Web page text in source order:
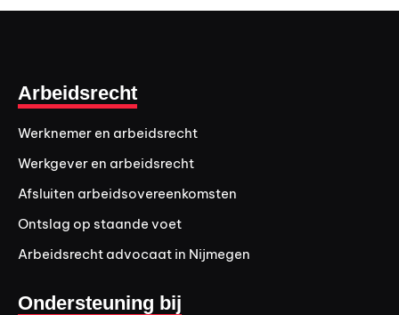
Arbeidsrecht
Werknemer en arbeidsrecht
Werkgever en arbeidsrecht
Afsluiten arbeidsovereenkomsten
Ontslag op staande voet
Arbeidsrecht advocaat in Nijmegen
Ondersteuning bij